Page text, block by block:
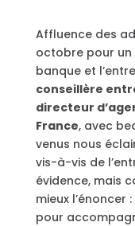
Affluence des
octobre pour un
banque et
conseillère
directeur
France, avec
venus nous
vis-à-vis de
évidence, mais
mieux l’énoncer
pour